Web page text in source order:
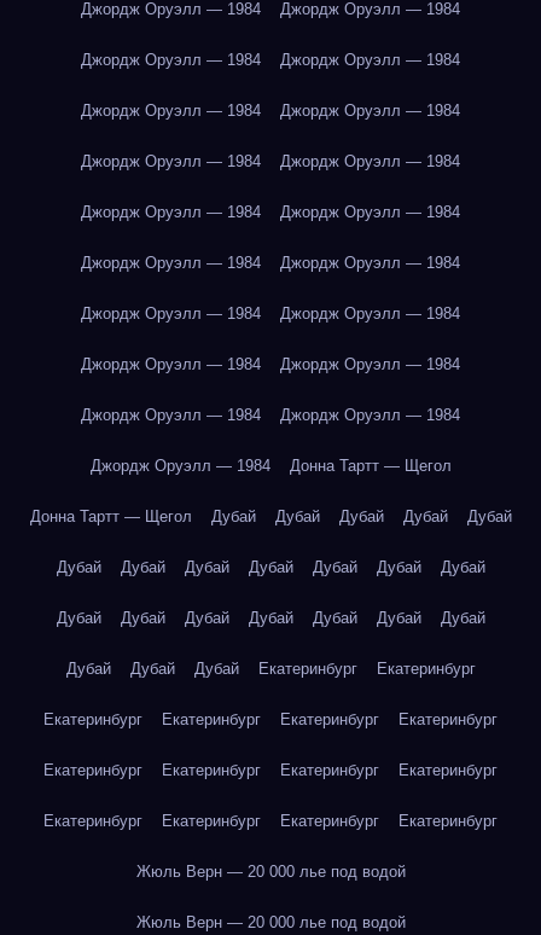
Джордж Оруэлл — 1984 Джордж Оруэлл — 1984
Джордж Оруэлл — 1984 Джордж Оруэлл — 1984
Джордж Оруэлл — 1984 Джордж Оруэлл — 1984
Джордж Оруэлл — 1984 Джордж Оруэлл — 1984
Джордж Оруэлл — 1984 Джордж Оруэлл — 1984
Джордж Оруэлл — 1984 Джордж Оруэлл — 1984
Джордж Оруэлл — 1984 Джордж Оруэлл — 1984
Джордж Оруэлл — 1984 Джордж Оруэлл — 1984
Джордж Оруэлл — 1984 Джордж Оруэлл — 1984
Джордж Оруэлл — 1984 Донна Тартт — Щегол
Донна Тартт — Щегол Дубай Дубай Дубай Дубай Дубай
Дубай Дубай Дубай Дубай Дубай Дубай Дубай
Дубай Дубай Дубай Дубай Дубай Дубай Дубай
Дубай Дубай Дубай Екатеринбург Екатеринбург
Екатеринбург Екатеринбург Екатеринбург Екатеринбург
Екатеринбург Екатеринбург Екатеринбург Екатеринбург
Екатеринбург Екатеринбург Екатеринбург Екатеринбург
Жюль Верн — 20 000 лье под водой
Жюль Верн — 20 000 лье под водой